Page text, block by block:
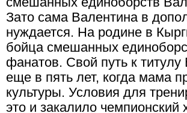
Зато сама Валентина в
нуждается. На родине в
бойца смешанных
фанатов. Свой путь к
еще в пять лет, когда мама
культуры. Условия для
это и закалило чемпионский